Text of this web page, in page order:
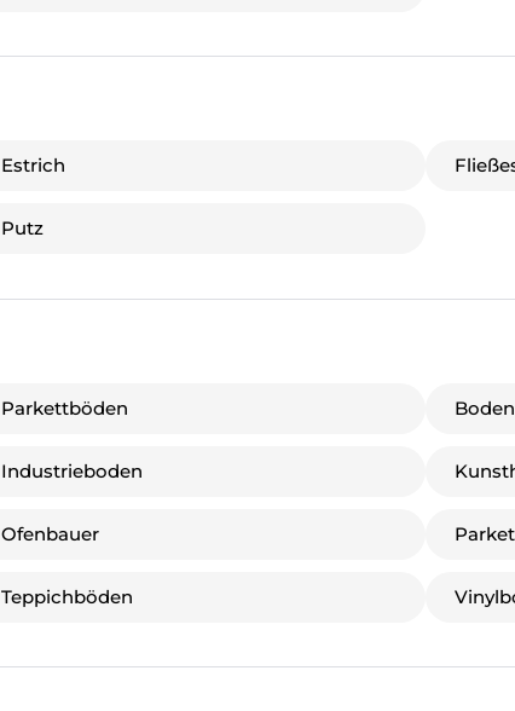
Estrich
Putz
Parkettböden
Industrieboden
Ofenbauer
Teppichböden